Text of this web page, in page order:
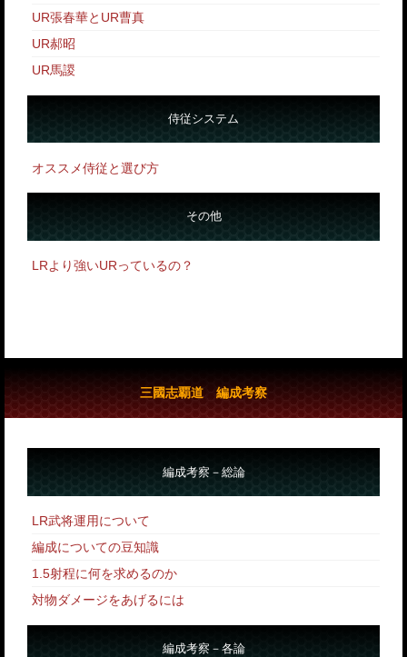
UR張春華とUR曹真
UR郝昭
UR馬謖
侍従システム
オススメ侍従と選び方
その他
LRより強いURっているの？
三國志覇道 編成考察
編成考察－総論
LR武将運用について
編成についての豆知識
1.5射程に何を求めるのか
対物ダメージをあげるには
編成考察－各論